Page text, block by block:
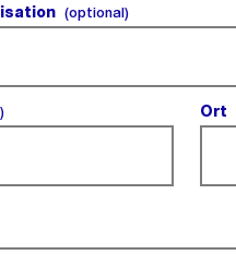
(optional)
Ort